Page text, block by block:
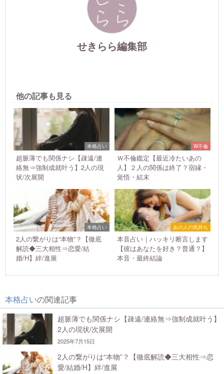
せきらら編集部
他の記事も見る
本格占い
超脈薄でも関係ナシ【疎遠/連
絡無⇒強制成就叶う】2人の現
状/次展開
W不倫
Ｗ不倫鑑定【最近冷たいあの
人】２人の関係は終了？宿縁・
覚悟・結末
本格占い
2人の繋がりは“本物”？【徹底
解読◆三大相性⇒恋愛/結
婚/H】絆/進展
あの人の気持ち
本音占い｜ハッキリ断言します
【彼はあなたを好き？普通？】
本音・最終結論
本格占いの関連記事
超脈薄でも関係ナシ【疎遠/連絡無⇒強制成就叶う】
2人の現状/次展開
2025年7月15日
2人の繋がりは“本物”？【徹底解読◆三大相性⇒恋
愛/結婚/H】絆/進展